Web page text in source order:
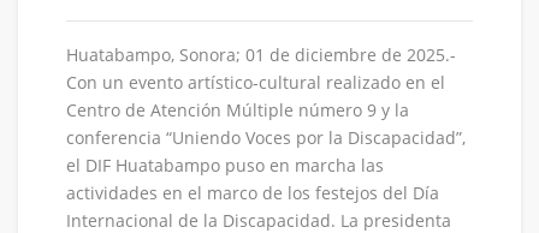
Huatabampo, Sonora; 01 de diciembre de 2025.-
Con un evento artístico-cultural realizado en el
Centro de Atención Múltiple número 9 y la
conferencia “Uniendo Voces por la Discapacidad”,
el DIF Huatabampo puso en marcha las
actividades en el marco de los festejos del Día
Internacional de la Discapacidad. La presidenta